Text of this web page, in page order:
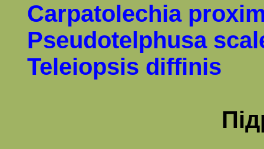
Carpatolechia
Pseudotelphusa
Teleiopsis diffinis